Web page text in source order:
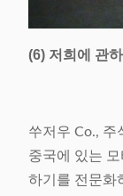
(6) 저희에 관
쑤저우 Co., 주
중국에 있는
하기를 전문화